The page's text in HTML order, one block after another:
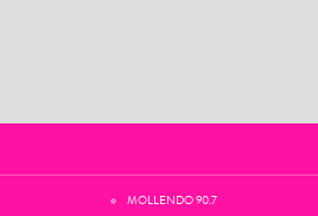
MOLLENDO 90.7